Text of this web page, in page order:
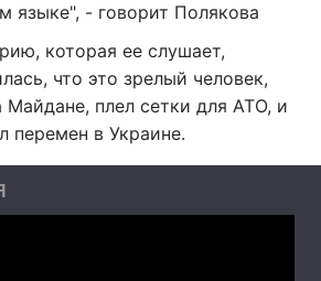
языке", - говорит Полякова
которая ее слушает,
что это зрелый человек,
Майдане, плел сетки для АТО, и
перемен в Украине.